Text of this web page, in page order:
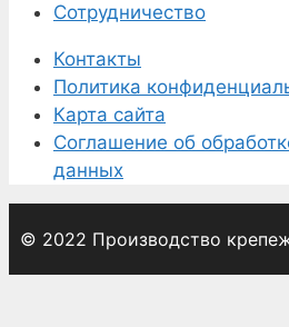
Сотрудничество
Контакты
Политика
Карта сайта
Соглашение об
данных
© 2022 Производство